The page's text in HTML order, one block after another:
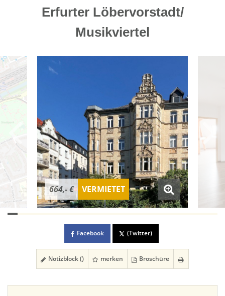
Erfurter Löbervorstadt/
Musikviertel
664,- € VERMIETET
Facebook (Twitter)
Notizblock () merken Broschüre